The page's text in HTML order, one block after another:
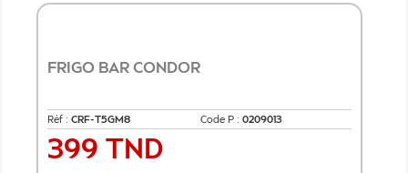
FRIGO BAR CONDOR
Réf : CRF-T5GM8 Code P : 0209013
Prix
399 TND